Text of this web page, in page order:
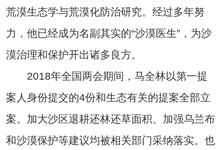
荒漠生态学与荒漠化防治研究。经过多年努
力，他已经成为名副其实的“沙漠医生”，为沙
漠治理和保护开出诸多良方。
2018年全国两会期间，马全林以第一提
案人身份提交的4份和生态有关的提案全部立
案。加大沙区退耕还林还草面积、加强乌兰布
和沙漠保护等建议均被相关部门采纳落实。也